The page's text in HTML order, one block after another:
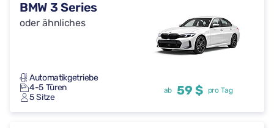
BMW 3 Series
oder ähnliches
Automatikgetriebe
4-5 Türen
5 Sitze
ab 59 $ pro Tag